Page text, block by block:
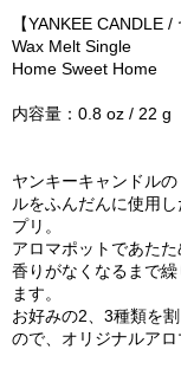
【YANKEE CANDLE
Wax Melt Single
Home Sweet Home
内容量：0.8 oz / 22 g
ヤンキーキャンドル
ルをふんだんに使用
プリ。
アロマポットであた
香りがなくなるまで
ます。
お好みの2、3種類を
ので、オリジナルア